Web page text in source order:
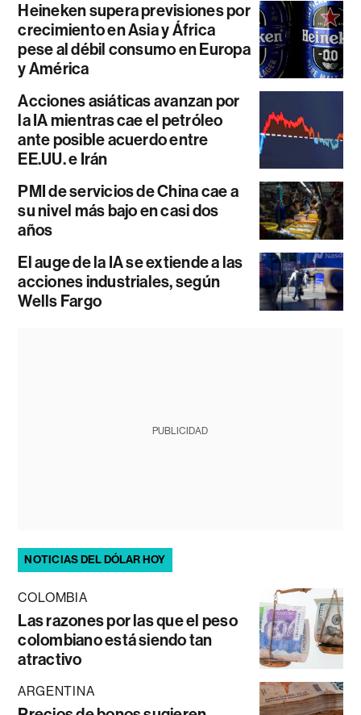
Heineken supera previsiones por
crecimiento en Asia y África
pese al débil consumo en Europa
y América
Acciones asiáticas avanzan por
la IA mientras cae el petróleo
ante posible acuerdo entre
EE.UU. e Irán
PMI de servicios de China cae a
su nivel más bajo en casi dos
años
El auge de la IA se extiende a las
acciones industriales, según
Wells Fargo
PUBLICIDAD
NOTICIAS DEL DÓLAR HOY
COLOMBIA
Las razones por las que el peso
colombiano está siendo tan
atractivo
ARGENTINA